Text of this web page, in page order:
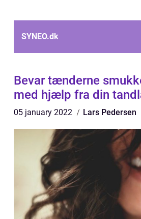
SYNEO.dk
Bevar tænderne
med hjælp fra din
05 january 2022 Lars Pedersen